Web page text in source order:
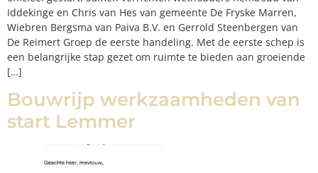
Iddekinge en Chris van Hes van gemeente De Fryske Marren,
Wiebren Bergsma van Paiva B.V. en Gerrold Steenbergen van
De Reimert Groep de eerste handeling. Met de eerste schep is
een belangrijke stap gezet om ruimte te bieden aan groeiende
[…]
Bouwrijp werkzaamheden van
start Lemmer